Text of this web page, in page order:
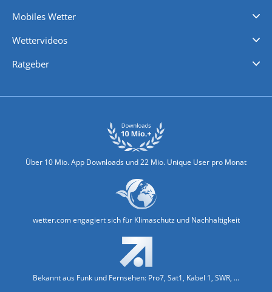
Mobiles Wetter
Wettervideos
Ratgeber
Über 10 Mio. App Downloads und 22 Mio. Unique User pro Monat
wetter.com engagiert sich für Klimaschutz und Nachhaltigkeit
Bekannt aus Funk und Fernsehen: Pro7, Sat1, Kabel 1, SWR, ...